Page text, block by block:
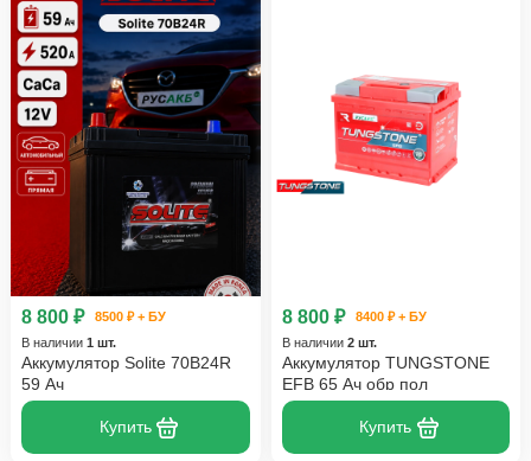
8 800 ₽
8500 ₽ + БУ
В наличии 1 шт.
Аккумулятор Solite 70B24R
59 Ач
Купить
8 800 ₽
8400 ₽ + БУ
В наличии 2 шт.
Аккумулятор TUNGSTONE
EFB 65 Ач обр пол
Купить